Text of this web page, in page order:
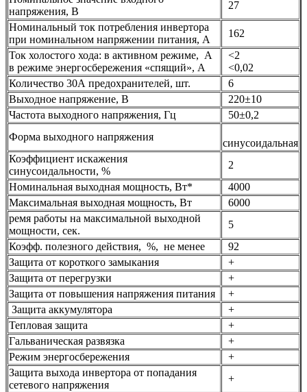
напряжения, В
27
Номинальный ток потребления инвертора
при номинальном напряжении питания, А
162
Ток холостого хода: в активном режиме, А
в режиме энергосбережения «спящий», А
<2
<0,02
Количество 30А предохранителей, шт.
6
Выходное напряжение, В
220±10
Частота выходного напряжения, Гц
50±0,2
Форма выходного напряжения
синусоидальная
Коэффициент искажения
синусоидальности, %
2
Номинальная выходная мощность, Вт*
4000
Максимальная выходная мощность, Вт
6000
ремя работы на максимальной выходной
мощности, сек.
5
Коэфф. полезного действия, %, не менее
92
Защита от короткого замыкания
+
Защита от перегрузки
+
Защита от повышения напряжения питания
+
Защита аккумулятора
+
Тепловая защита
+
Гальваническая развязка
+
Режим энергосбережения
+
Защита выхода инвертора от попадания
сетевого напряжения
+